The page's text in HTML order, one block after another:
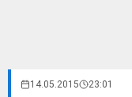
14.05.2015 23:01